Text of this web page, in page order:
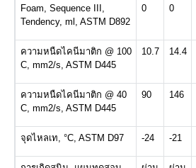
Foam, Sequence III,
Tendency, ml, ASTM D892
0 0
ความหนืดไคนีมาติก @ 100
C, mm2/s, ASTM D445
10.7 14.4
ความหนืดไคนีมาติก @ 40
C, mm2/s, ASTM D445
90 146
จุดไหลเท, °C, ASTM D97 -24 -21